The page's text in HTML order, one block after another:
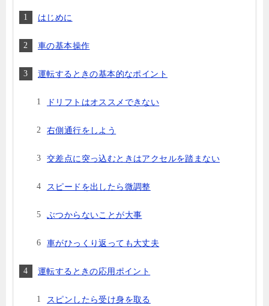
はじめに
車の基本操作
運転するときの基本的なポイント
ドリフトはオススメできない
右側通行をしよう
交差点に突っ込むときはアクセルを踏まない
スピードを出したら微調整
ぶつからないことが大事
車がひっくり返っても大丈夫
運転するときの応用ポイント
スピンしたら受け身を取る